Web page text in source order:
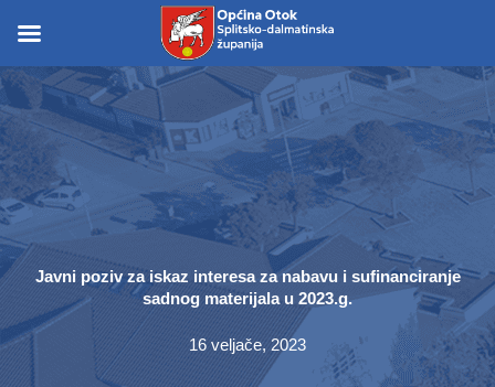
content
content
Javni poziv za iskaz interesa za nabavu i sufinanciranje
sadnog materijala u 2023.g.
16 veljače, 2023